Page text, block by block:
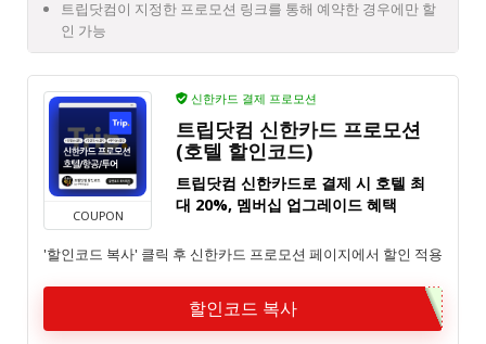
트립닷컴이 지정한 프로모션 링크를 통해 예약한 경우에만 할
인 가능
COUPON
신한카드 결제 프로모션
트립닷컴 신한카드 프로모션
(호텔 할인코드)
트립닷컴 신한카드로 결제 시 호텔 최
대 20%, 멤버십 업그레이드 혜택
'할인코드 복사' 클릭 후 신한카드 프로모션 페이지에서 할인 적용
할인코드 복사